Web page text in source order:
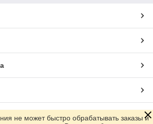
не может быстро обрабатывать заказы и